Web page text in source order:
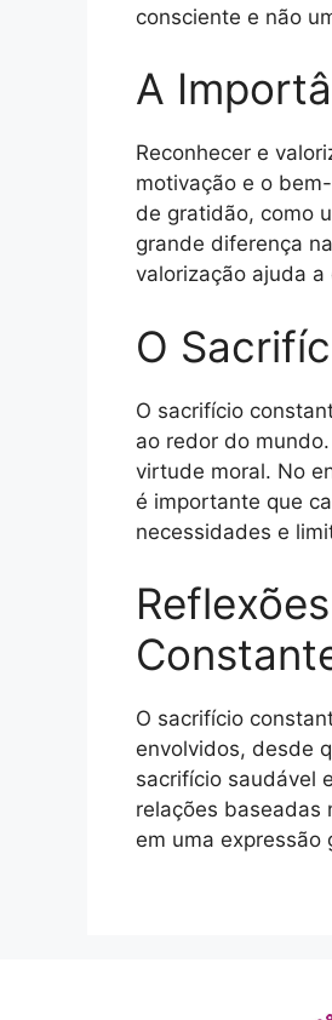
consciente e não
A
Reconhecer e
motivação e o
de gratidão, como
grande diferença
valorização ajuda
O
O sacrifício
ao redor do
virtude moral. No
é importante que
necessidades e
O sacrifício
envolvidos, desde
sacrifício saudável
relações baseadas
em uma expressão